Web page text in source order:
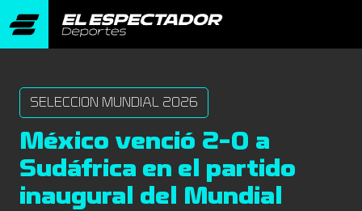
SELECCION MUNDIAL 2026
México venció 2-0 a
Sudáfrica en el partido
inaugural del Mundial